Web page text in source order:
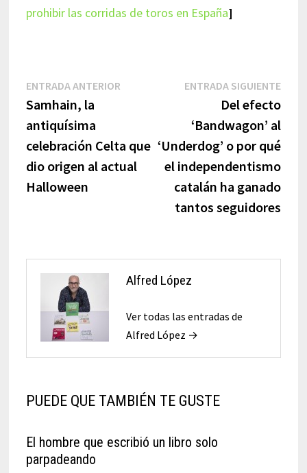
prohibir las corridas de toros en España]
Navegación
de
entradas
ENTRADA ANTERIOREntrada
Samhain, la
antiquísima
celebración Celta que
dio origen al actual
Halloween
ENTRADA SIGUIENTE
Del efecto
‘Bandwagon’ al
‘Underdog’ o por qué
el independentismo
catalán ha ganado
tantos seguidores
Alfred López
Ver todas las entradas de
Alfred López →
PUEDE QUE TAMBIÉN TE GUSTE
El hombre que escribió un libro solo
parpadeando